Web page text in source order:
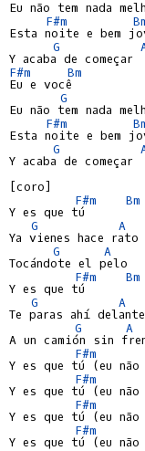
Eu não tem nada
F#m
Esta noite e bem
G
F#m
Bm
Eu e você
G
Eu não tem nada
F#m
Esta noite e bem
G
Y acaba de começar
[coro]
F#m
Bm
Y es que tú
G
A
Ya vienes hace
G
A
Tocándote el pelo
F#m
Bm
Y es que tú
G
A
Te paras ahí
G
A
A un camión sin
F#m
Y es que tú (eu não
F#m
Y es que tú (eu não
F#m
Y es que tú (eu não
F#m
Y es que tú (eu não